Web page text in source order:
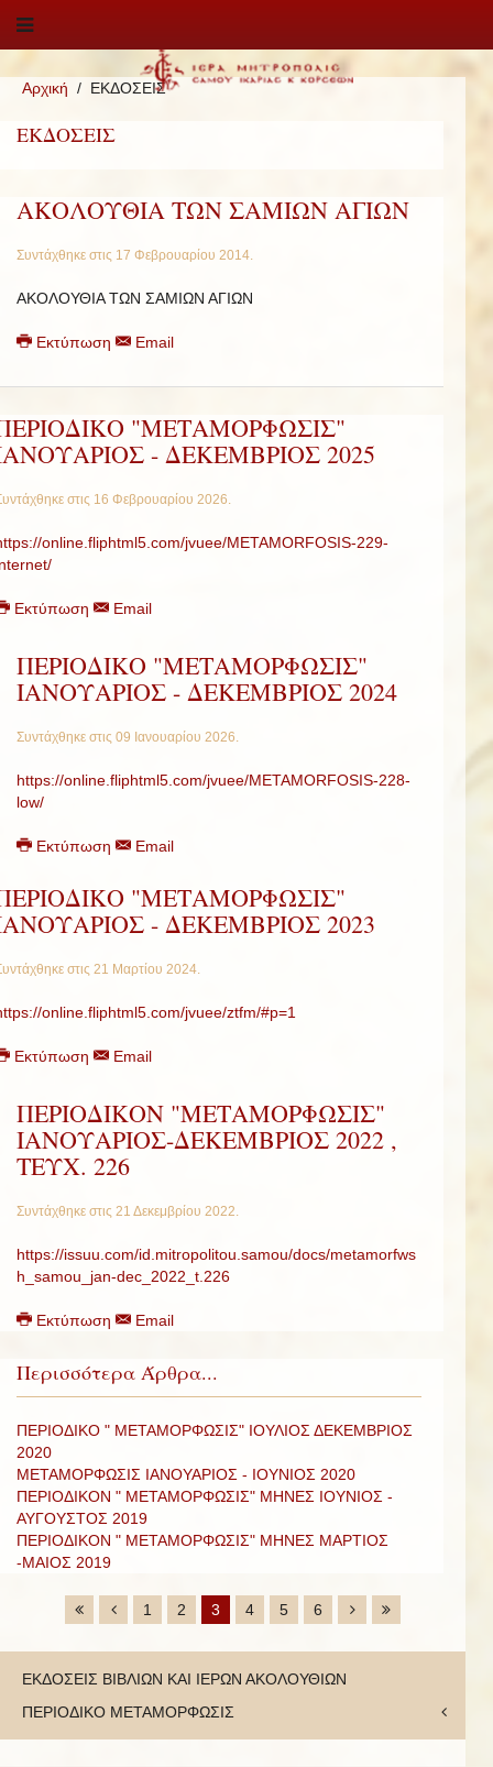
Αρχική ΕΚΔΟΣΕΙΣ
ΕΚΔΟΣΕΙΣ
ΑΚΟΛΟΥΘΙΑ ΤΩΝ ΣΑΜΙΩΝ ΑΓΙΩΝ
Συντάχθηκε στις 17 Φεβρουαρίου 2014.
ΑΚΟΛΟΥΘΙΑ ΤΩΝ ΣΑΜΙΩΝ ΑΓΙΩΝ
Εκτύπωση Email
"ΜΕΤΑΜΟΡΦΩΣΙΣ"
- ΔΕΚΕΜΒΡΙΟΣ 2025
στις 16 Φεβρουαρίου 2026.
online.fliphtml5.com/jvuee/METAMORFOSIS-229-
Εκτύπωση Email
ΠΕΡΙΟΔΙΚΟ "ΜΕΤΑΜΟΡΦΩΣΙΣ"
ΙΑΝΟΥΑΡΙΟΣ - ΔΕΚΕΜΒΡΙΟΣ 2024
Συντάχθηκε στις 09 Ιανουαρίου 2026.
https://online.fliphtml5.com/jvuee/METAMORFOSIS-228-
low/
Εκτύπωση Email
"ΜΕΤΑΜΟΡΦΩΣΙΣ"
- ΔΕΚΕΜΒΡΙΟΣ 2023
στις 21 Μαρτίου 2024.
online.fliphtml5.com/jvuee/ztfm/#p=1
Εκτύπωση Email
ΠΕΡΙΟΔΙΚΟΝ "ΜΕΤΑΜΟΡΦΩΣΙΣ"
ΙΑΝΟΥΑΡΙΟΣ-ΔΕΚΕΜΒΡΙΟΣ 2022 ,
ΤΕΥΧ. 226
Συντάχθηκε στις 21 Δεκεμβρίου 2022.
https://issuu.com/id.mitropolitou.samou/docs/metamorfws
h_samou_jan-dec_2022_t.226
Εκτύπωση Email
Περισσότερα Άρθρα...
ΠΕΡΙΟΔΙΚΟ " ΜΕΤΑΜΟΡΦΩΣΙΣ" ΙΟΥΛΙΟΣ ΔΕΚΕΜΒΡΙΟΣ
2020
ΜΕΤΑΜΟΡΦΩΣΙΣ ΙΑΝΟΥΑΡΙΟΣ - ΙΟΥΝΙΟΣ 2020
ΠΕΡΙΟΔΙΚΟΝ " ΜΕΤΑΜΟΡΦΩΣΙΣ" ΜΗΝΕΣ ΙΟΥΝΙΟΣ -
ΑΥΓΟΥΣΤΟΣ 2019
ΠΕΡΙΟΔΙΚΟΝ " ΜΕΤΑΜΟΡΦΩΣΙΣ" ΜΗΝΕΣ ΜΑΡΤΙΟΣ
-ΜΑΙΟΣ 2019
1 2 3 4 5 6
ΕΚΔΟΣΕΙΣ ΒΙΒΛΙΩΝ ΚΑΙ ΙΕΡΩΝ ΑΚΟΛΟΥΘΙΩΝ
ΠΕΡΙΟΔΙΚΟ ΜΕΤΑΜΟΡΦΩΣΙΣ